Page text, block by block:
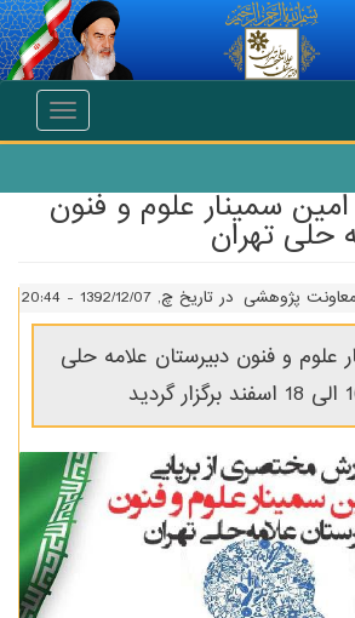
Toggle
سمینار علوم و فنون
حلی تهران
پژوهشی در تاریخ چ, 1392/12/07 - 20:44
علوم و فنون دبیرستان علامه حلی